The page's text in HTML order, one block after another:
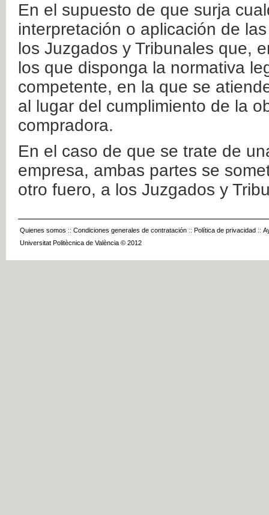
En el supuesto de que surja
interpretación o aplicación de
los Juzgados y Tribunales que,
los que disponga la normativa
competente, en la que se
al lugar del cumplimiento de la
compradora.
En el caso de que se trate de
empresa, ambas partes se
otro fuero, a los Juzgados y
Quienes somos :: Condiciones generales de contratación :: Política de privacidad ::
Universitat Politècnica de València © 2012